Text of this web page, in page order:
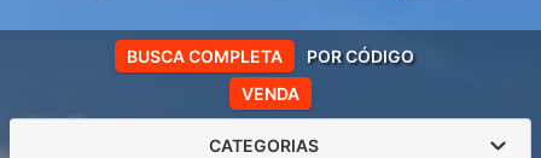
VENDA
BUSCA COMPLETA POR CÓDIGO
CATEGORIAS